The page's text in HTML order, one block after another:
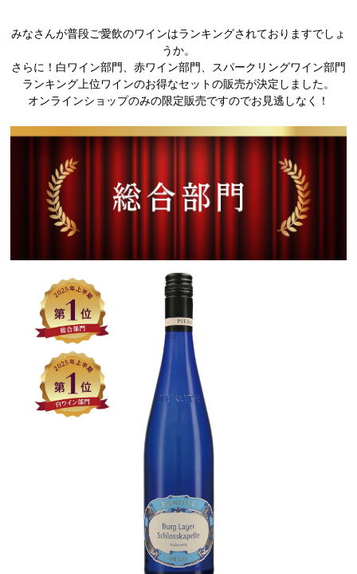
みなさんが普段ご愛飲のワインはランキングされておりますでしょ
うか。
さらに！白ワイン部門、赤ワイン部門、スパークリングワイン部門
ランキング上位ワインのお得なセットの販売が決定しました。
オンラインショップのみの限定販売ですのでお見逃しなく！